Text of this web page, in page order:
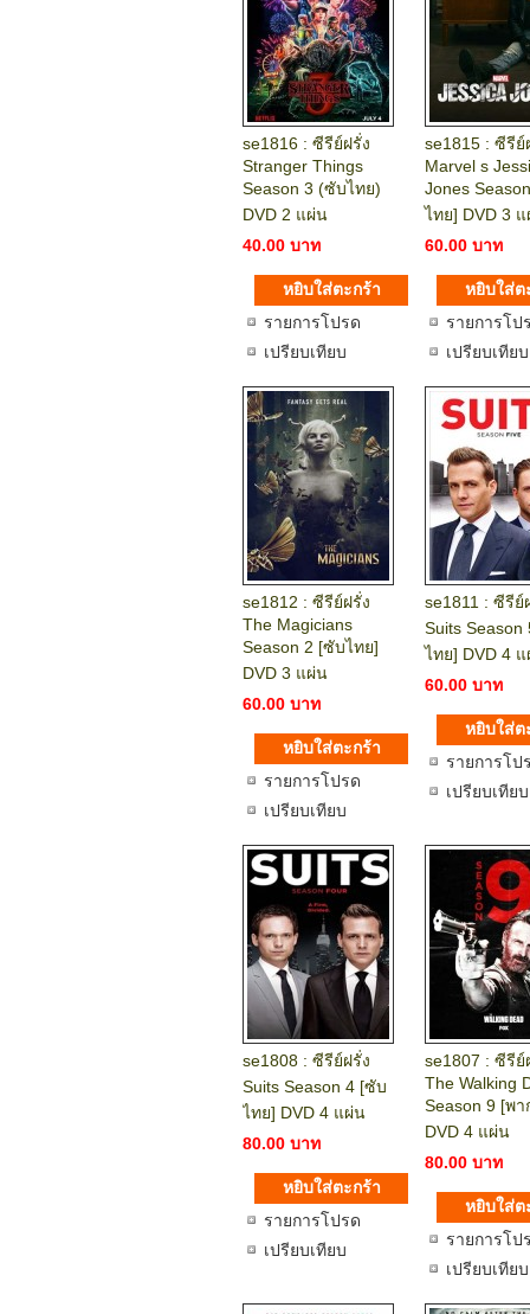
se1816 : ซีรีย์ฝรั่ง
Stranger Things
Season 3 (ซับไทย)
DVD 2 แผ่น
40.00 บาท
รายการโปรด
เปรียบเทียบ
se1815 : ซีรีย์
Marvel s
Jones
ไทย] DVD 3
60.00 บาท
รายการโป
เปรียบเทียบ
se1812 : ซีรีย์ฝรั่ง
The Magicians
Season 2 [ซับไทย]
DVD 3 แผ่น
60.00 บาท
รายการโปรด
เปรียบเทียบ
se1811 : ซีรีย์
Suits Season
ไทย] DVD 4
60.00 บาท
รายการโป
เปรียบเทียบ
se1808 : ซีรีย์ฝรั่ง
Suits Season 4 [ซับ
ไทย] DVD 4 แผ่น
80.00 บาท
รายการโปรด
เปรียบเทียบ
se1807 : ซีรีย์
The Walking
Season 9 [พา
DVD 4 แผ่น
80.00 บาท
รายการโป
เปรียบเทียบ